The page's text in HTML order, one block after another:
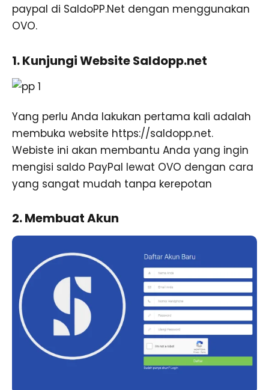
paypal di SaldoPP.Net dengan menggunakan
OVO.
1. Kunjungi Website Saldopp.net
Yang perlu Anda lakukan pertama kali adalah
membuka website https://saldopp.net.
Webiste ini akan membantu Anda yang ingin
mengisi saldo PayPal lewat OVO dengan cara
yang sangat mudah tanpa kerepotan
2. Membuat Akun